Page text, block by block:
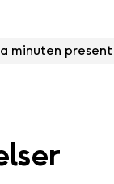
minuten present